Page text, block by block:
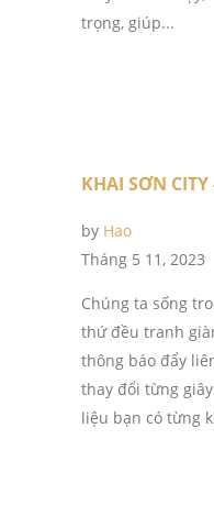
trọng, giúp...
KHAI SƠN CITY
by Hao
Tháng 5 11, 2023
Chúng ta sống
thứ đều tranh
thông báo đẩy
thay đổi từng
liệu bạn có từng